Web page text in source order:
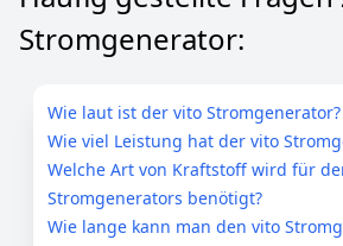
Stromgenerator:
Wie laut ist der vito Stromgenerator?
Wie viel Leistung hat der vito
Welche Art von Kraftstoff wird für
Stromgenerators benötigt?
Wie lange kann man den vito